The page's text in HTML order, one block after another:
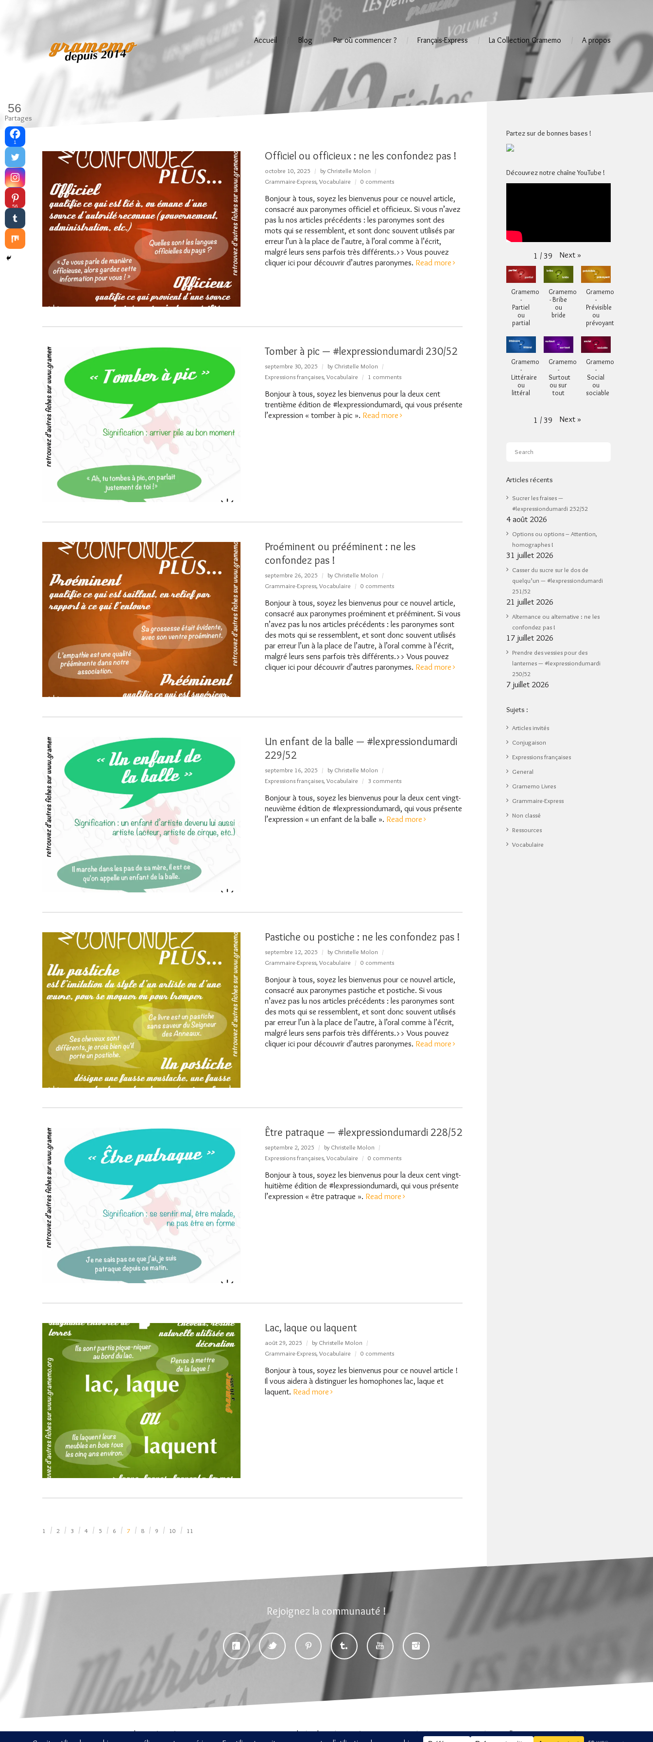
Accueil Blog Par où commencer ? Français-Express La Collection Gramemo A propos
1277 6
Officiel ou officieux : ne les confondez pas !
octobre 10, 2025 by Christelle Molon
Grammaire-Express, Vocabulaire 0 comments
Bonjour à tous, soyez les bienvenus pour ce nouvel article,
consacré aux paronymes officiel et officieux. Si vous n’avez
pas lu nos articles précédents : les paronymes sont des
mots qui se ressemblent, et sont donc souvent utilisés par
erreur l’un à la place de l’autre, à l’oral comme à l’écrit,
malgré leurs sens parfois très différents.>> Vous pouvez
cliquer ici pour découvrir d’autres paronymes. Read more
858
Tomber à pic — #lexpressiondumardi 230/52
septembre 30, 2025 by Christelle Molon
Expressions françaises, Vocabulaire 1 comments
Bonjour à tous, soyez les bienvenus pour la deux cent
trentième édition de #lexpressiondumardi, qui vous présente
l’expression « tomber à pic ». Read more
1058 8
Proéminent ou prééminent : ne les
confondez pas !
septembre 26, 2025 by Christelle Molon
Grammaire-Express, Vocabulaire 0 comments
Bonjour à tous, soyez les bienvenus pour ce nouvel article,
consacré aux paronymes proéminent et prééminent. Si vous
n’avez pas lu nos articles précédents : les paronymes sont
des mots qui se ressemblent, et sont donc souvent utilisés
par erreur l’un à la place de l’autre, à l’oral comme à l’écrit,
malgré leurs sens parfois très différents.>> Vous pouvez
cliquer ici pour découvrir d’autres paronymes. Read more
3
Un enfant de la balle — #lexpressiondumardi
229/52
septembre 16, 2025 by Christelle Molon
Expressions françaises, Vocabulaire 3 comments
Bonjour à tous, soyez les bienvenus pour la deux cent vingt-
neuvième édition de #lexpressiondumardi, qui vous présente
l’expression « un enfant de la balle ». Read more
1030 6
Pastiche ou postiche : ne les confondez pas !
septembre 12, 2025 by Christelle Molon
Grammaire-Express, Vocabulaire 0 comments
Bonjour à tous, soyez les bienvenus pour ce nouvel article,
consacré aux paronymes pastiche et postiche. Si vous
n’avez pas lu nos articles précédents : les paronymes sont
des mots qui se ressemblent, et sont donc souvent utilisés
par erreur l’un à la place de l’autre, à l’oral comme à l’écrit,
malgré leurs sens parfois très différents.>> Vous pouvez
cliquer ici pour découvrir d’autres paronymes. Read more
Être patraque — #lexpressiondumardi 228/52
septembre 2, 2025 by Christelle Molon
Expressions françaises, Vocabulaire 0 comments
Bonjour à tous, soyez les bienvenus pour la deux cent vingt-
huitième édition de #lexpressiondumardi, qui vous présente
l’expression « être patraque ». Read more
Lac, laque ou laquent
août 29, 2025 by Christelle Molon
Grammaire-Express, Vocabulaire 0 comments
Bonjour à tous, soyez les bienvenus pour ce nouvel article !
Il vous aidera à distinguer les homophones lac, laque et
laquent. Read more
1 2 3 4 5 6 7 8 9 10 11
56
Partages
1
56
Partez sur de bonnes bases !
Découvrez notre chaîne YouTube !
1 / 39 Next »
Gramemo
-
Partiel
ou
partial
Gramemo
- Bribe
ou
bride
Gramemo
-
Prévisible
ou
prévoyant
Gramemo
-
Littéraire
ou
littéral
Gramemo
-
Surtout
ou sur
tout
Gramemo
-
Social
ou
sociable
1 / 39 Next »
Articles récents
Sucrer les fraises —
#lexpressiondumardi 252/52
4 août 2026
Options ou options – Attention,
homographes !
31 juillet 2026
Casser du sucre sur le dos de
quelqu’un — #lexpressiondumardi
251/52
21 juillet 2026
Alternance ou alternative : ne les
confondez pas !
17 juillet 2026
Prendre des vessies pour des
lanternes — #lexpressiondumardi
250/52
7 juillet 2026
Sujets :
Articles invités
Conjugaison
Expressions françaises
General
Gramemo Livres
Grammaire-Express
Non classé
Ressources
Vocabulaire
Rejoignez la communauté !
gramemo 2014-2026 Tous droits réservés Accueil Blog Par où commencer ? Français-Express La Collection Gramemo A propos